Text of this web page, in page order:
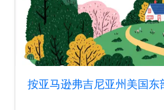
按亚马逊弗吉尼亚州美国东